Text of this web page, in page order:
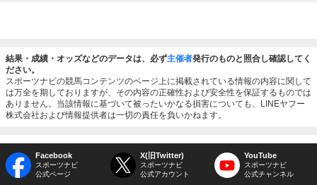
結果・成績・オッズなどのデータは、必ず主催者発行のものと照合し確認してく
ださい。
スポーツナビの競馬コンテンツのページ上に掲載されている情報の内容に関して
は万全を期しておりますが、その内容の正確性および安全性を保証するものでは
ありません。当該情報に基づいて被ったいかなる損害についても、LINEヤフー
株式会社および情報提供者は一切の責任を負いかねます。
Facebook
スポーツナビ
公式ページ
X(旧Twitter)
スポーツナビ
公式アカウント
YouTube
スポーツナビ
公式チャンネル